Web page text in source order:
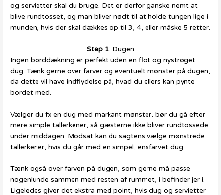
og servietter skal du bruge. Det er derfor ganske nemt at
blive rundtosset, og man bliver nødt til at holde tungen lige i
munden, hvis der skal dækkes op til 3, 4, eller måske 5 retter.
Step 1: Dugen
Ingen borddækning er perfekt uden en flot og nystrøget
dug. Tænk gerne over farver og eventuelt mønster på dugen,
da dette vil have indflydelse på, hvad du ellers kan pynte
bordet med.
Vælger du fx en dug med markant mønster, bør du gå efter
mere simple tallerkener, så gæsterne ikke bliver rundtossede
under middagen. Modsat kan du sagtens vælge mønstrede
tallerkener, hvis du går med en simpel, ensfarvet dug.
Tænk også over farven på dugen, som gerne må passe
nogenlunde sammen med resten af rummet, i befinder jer i.
Ligeledes giver det ekstra med point, hvis dug og servietter